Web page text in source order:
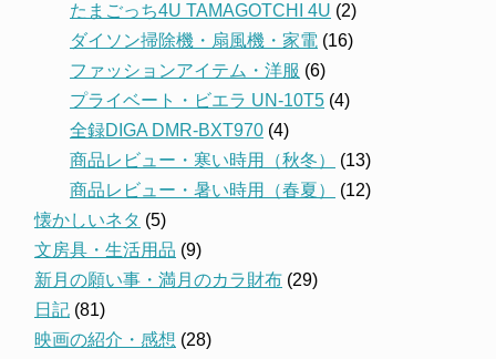
たまごっち4U TAMAGOTCHI 4U (2)
ダイソン掃除機・扇風機・家電 (16)
ファッションアイテム・洋服 (6)
プライベート・ビエラ UN-10T5 (4)
全録DIGA DMR-BXT970 (4)
商品レビュー・寒い時用（秋冬）
(13)
商品レビュー・暑い時用（春夏）
(12)
懐かしいネタ (5)
文房具・生活用品 (9)
新月の願い事・満月のカラ財布 (29)
日記 (81)
映画の紹介・感想 (28)